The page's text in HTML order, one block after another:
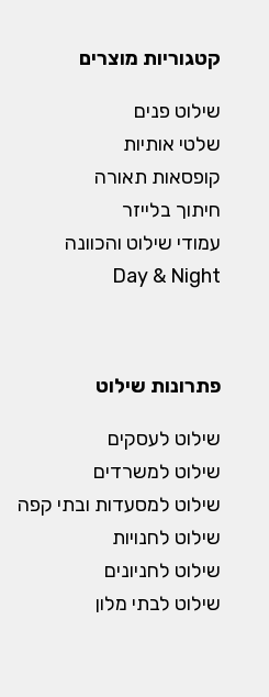
קטגוריות מוצרים
שילוט פנים
שלטי אותיות
קופסאות תאורה
חיתוך בלייזר
עמודי שילוט והכוונה
Day & Night
פתרונות שילוט
שילוט לעסקים
שילוט למשרדים
שילוט למסעדות ובתי קפה
שילוט לחנויות
שילוט לחניונים
שילוט לבתי מלון